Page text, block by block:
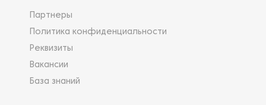
Партнеры
Политика конфиденциальности
Реквизиты
Вакансии
База знаний